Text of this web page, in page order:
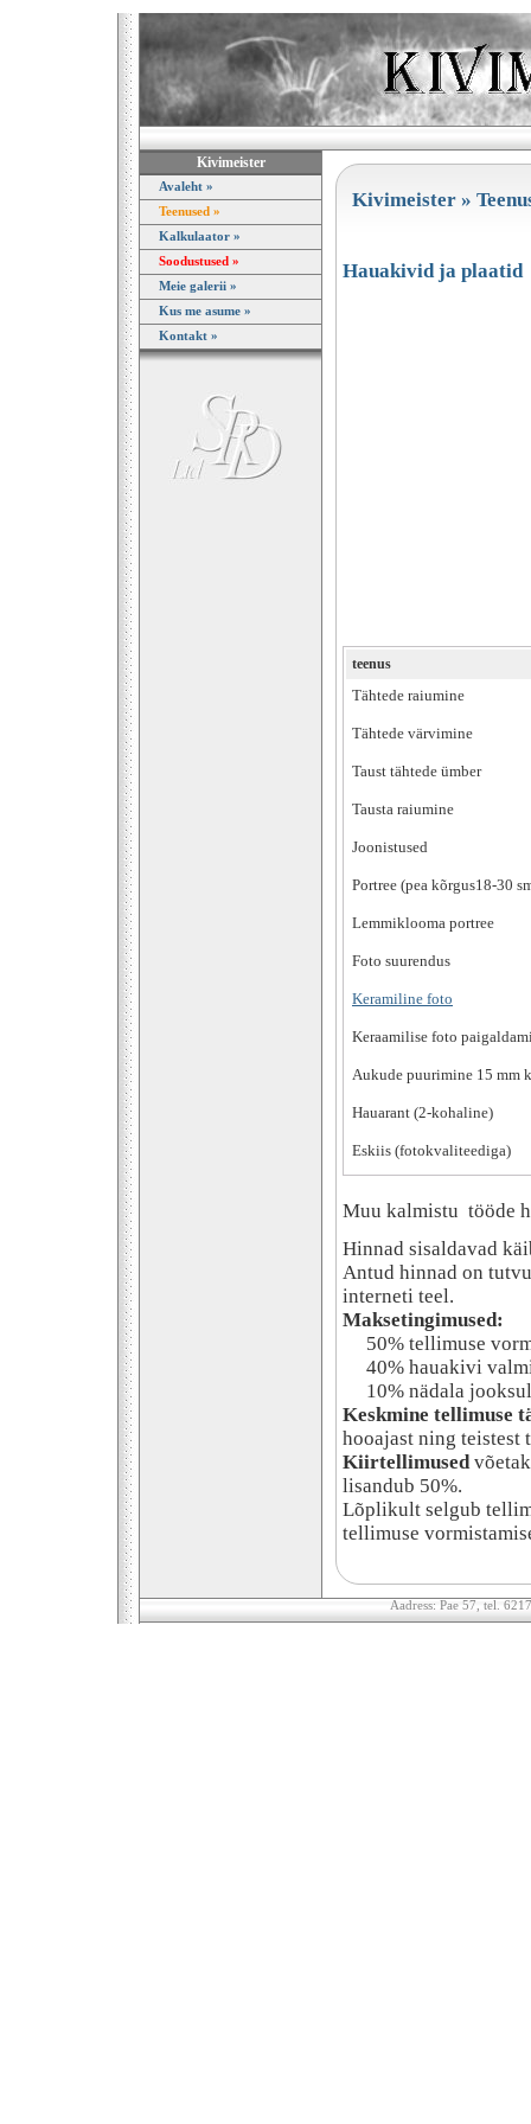
Kivimeister
Avaleht »
Teenused »
Kalkulaator »
Soodustused »
Meie galerii »
Kus me asume »
Kontakt »
Kivimeister »
Hauakivid ja plaatid
teenus
Tähtede raiumine
Tähtede värvimine
Taust tähtede ümber
Tausta raiumine
Joonistused
Portree (pea kõrgus18-30
Lemmiklooma portree
Foto suurendus
Keramiline foto
Keraamilise foto
Aukude puurimine 15 mm
Hauarant (2-kohaline)
Eskiis (fotokvaliteediga)
Muu kalmistu tööde
Hinnad sisaldavad
Antud hinnad on
interneti teel.
Maksetingimused:
50% tellimuse
40% hauakivi
10% nädala
Keskmine tellimuse
hooajast ning teistest
Kiirtellimused
lisandub 50%.
Lõplikult selgub
tellimuse
Aadress: Pae 57, tel.